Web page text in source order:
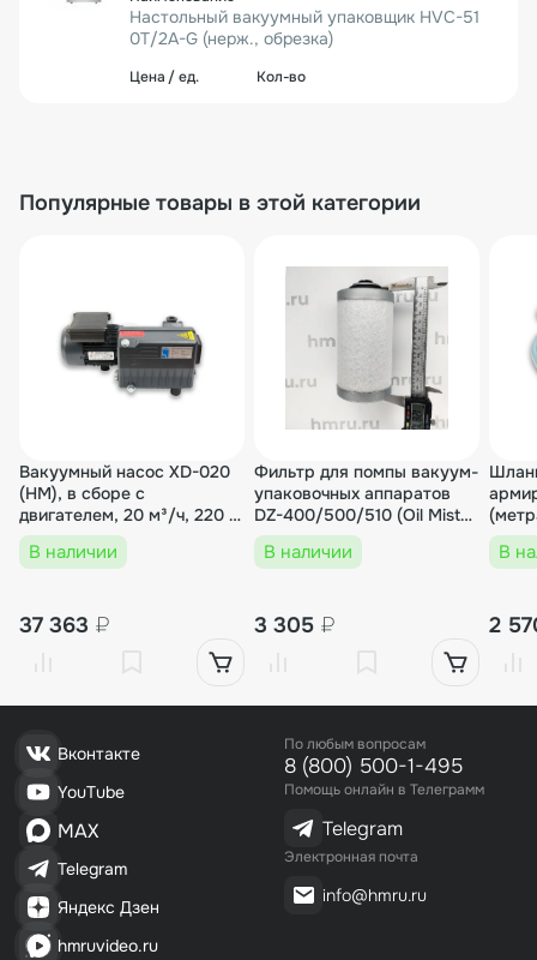
Настольный вакуумный упаковщик HVC-51
0T/2A-G (нерж., обрезка)
00000004136
635 078₽
635 078₽
Напольный вакуумный упаковщик HVC-720
S/2А-G (нерж., газ)
1 шт.
00000000716
ая машина HVC-720S/2B SS (нерж.)
Популярные товары в этой категории
Вакуумный насос XD-020
(HM), в сборе с
двигателем, 20 м³/ч, 220 В,
750 Вт, для DZ, HVC, HVT,
TBВ наличии
37 363 ₽
Фильтр для помпы вакуум-
упаковочных аппаратов
DZ-400/500/510 (Oil Mist
Filter)
В наличии
3 305 ₽
В
2
Вконтакте
YouTube
MAX
Telegram
Яндекс Дзен
hmruvideo.ru
По любым вопросам
8 (800) 500-1-495
Помощь онлайн в Телеграмм
Telegram
Электронная почта
info@hmru.ru